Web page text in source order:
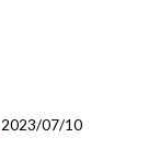
2023/07/10